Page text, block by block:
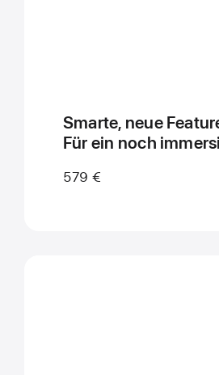
Smarte, neue
Für ein noch
579 €